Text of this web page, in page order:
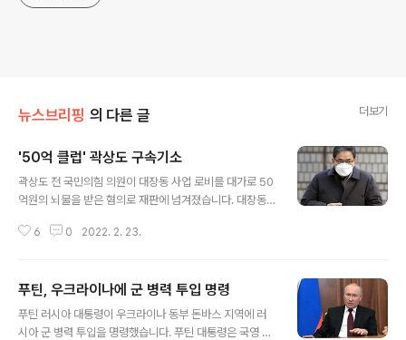
뉴스브리핑 의 다른 글 더보기
'50억 클럽' 곽상도 구속기소
곽상도 전 국민의힘 의원이 대장동 사업 로비를 대가로 50
억원의 뇌물을 받은 혐의로 재판에 넘겨졌습니다. 대장동
대주주 김만배가 하나은행을 경쟁 컨소시엄에 뺏기지 않기
다. 곽 전 의원에게 적용된 혐의는 특경법위반(알선수재, 뇌
물), 정치자금법 위반입니다. 곽 전 의원의 아들을 통해 뇌
물 공여 혐의를 받고 있는 김만배씨도 뇌물공여와 횡령죄
6 0 2022. 2. 23.
푸틴, 우크라이나에 군 병력 투입 명령
푸틴 러시아 대통령이 우크라이나 동부 돈바스 지역에 러
시아 군 병력 투입을 명령했습니다. 푸틴 대통령은 국영 T